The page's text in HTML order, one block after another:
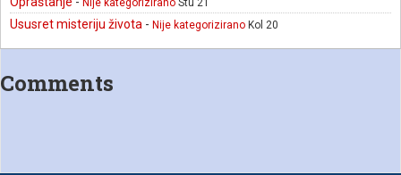
Ususret misteriju života - Nije kategorizirano Kol 20
Comments